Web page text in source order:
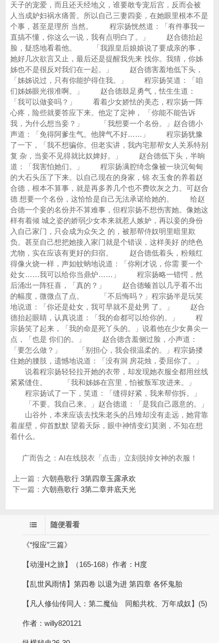
广而告之：AI在线脱衣「点击」立刻脱掉女神的衣服！
上一篇： 六朝燕歌行 3第四章玉露承欢
下一篇： 六朝燕歌行 3第二章井底天光
随便看看
《“报应”三篇》
【动漫H之旅】（165-168）作者：H度
【乱世风雨情】第四卷 以退为进 第四章 各怀鬼胎
【凡人修仙传同人：第二魔仙 同船共枕、万年成奴】(5)
作者：willy820121